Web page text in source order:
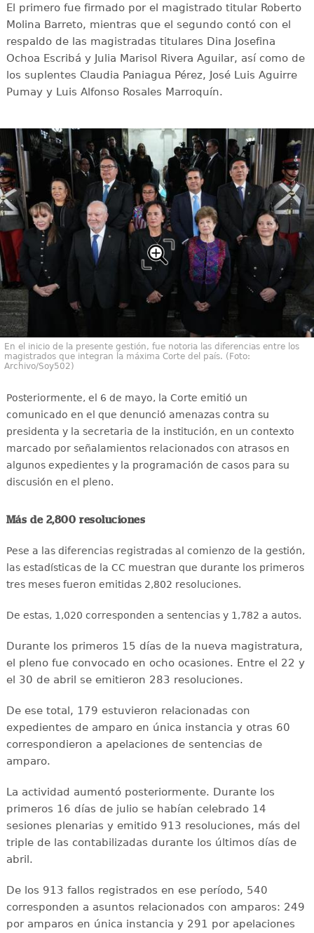
El primero fue firmado por el magistrado titular Roberto
Molina Barreto, mientras que el segundo contó con el
respaldo de las magistradas titulares Dina Josefina
Ochoa Escribá y Julia Marisol Rivera Aguilar, así como de
los suplentes Claudia Paniagua Pérez, José Luis Aguirre
Pumay y Luis Alfonso Rosales Marroquín.
En el inicio de la presente gestión, fue notoria las diferencias entre los
magistrados que integran la máxima Corte del país. (Foto:
Archivo/Soy502)
Posteriormente, el 6 de mayo, la Corte emitió un
comunicado en el que denunció amenazas contra su
presidenta y la secretaria de la institución, en un contexto
marcado por señalamientos relacionados con atrasos en
algunos expedientes y la programación de casos para su
discusión en el pleno.
Más de 2,800 resoluciones
Pese a las diferencias registradas al comienzo de la gestión,
las estadísticas de la CC muestran que durante los primeros
tres meses fueron emitidas 2,802 resoluciones.
De estas, 1,020 corresponden a sentencias y 1,782 a autos.
Durante los primeros 15 días de la nueva magistratura,
el pleno fue convocado en ocho ocasiones. Entre el 22 y
el 30 de abril se emitieron 283 resoluciones.
De ese total, 179 estuvieron relacionadas con
expedientes de amparo en única instancia y otras 60
correspondieron a apelaciones de sentencias de
amparo.
La actividad aumentó posteriormente. Durante los
primeros 16 días de julio se habían celebrado 14
sesiones plenarias y emitido 913 resoluciones, más del
triple de las contabilizadas durante los últimos días de
abril.
De los 913 fallos registrados en ese período, 540
corresponden a asuntos relacionados con amparos: 249
por amparos en única instancia y 291 por apelaciones